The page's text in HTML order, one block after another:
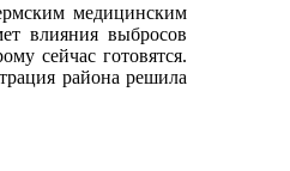
медицинским
влияния выбросов
сейчас готовятся.
района решила